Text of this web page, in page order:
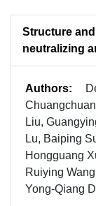
Structure
neutralizing
Authors:
Liu,
Lu, Baiping
Hongguang
Ruiying
Yong-Qiang